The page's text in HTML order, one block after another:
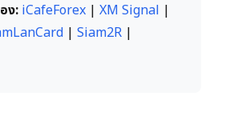
ง: iCafeForex | XM Signal |
| Siam2R |